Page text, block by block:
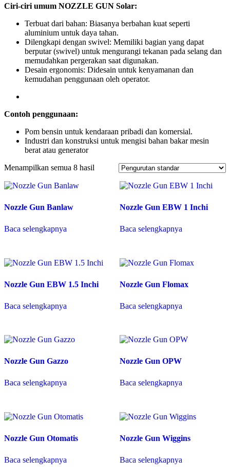
Ciri-ciri umum NOZZLE GUN Solar:
Terbuat dari bahan: Biasanya berbahan kuat seperti
aluminium untuk daya tahan.
Dilengkapi dengan swivel: Memiliki bagian yang dapat
berputar (swivel) untuk mengurangi tekanan pada selang dan
memudahkan pergerakan saat digunakan.
Desain ergonomis: Didesain untuk kenyamanan dan
kemudahan penggunaan oleh operator.
Contoh penggunaan:
Pom bensin untuk kendaraan pribadi dan komersial.
Industri dan konstruksi untuk mengisi bahan bakar mesin
berat atau generator
Menampilkan semua 8 hasil
Nozzle Gun Banlaw
Baca selengkapnya
Nozzle Gun EBW 1 Inchi
Baca selengkapnya
Nozzle Gun EBW 1.5 Inchi
Baca selengkapnya
Nozzle Gun Flomax
Baca selengkapnya
Nozzle Gun Gazzo
Baca selengkapnya
Nozzle Gun OPW
Baca selengkapnya
Nozzle Gun Otomatis
Baca selengkapnya
Nozzle Gun Wiggins
Baca selengkapnya